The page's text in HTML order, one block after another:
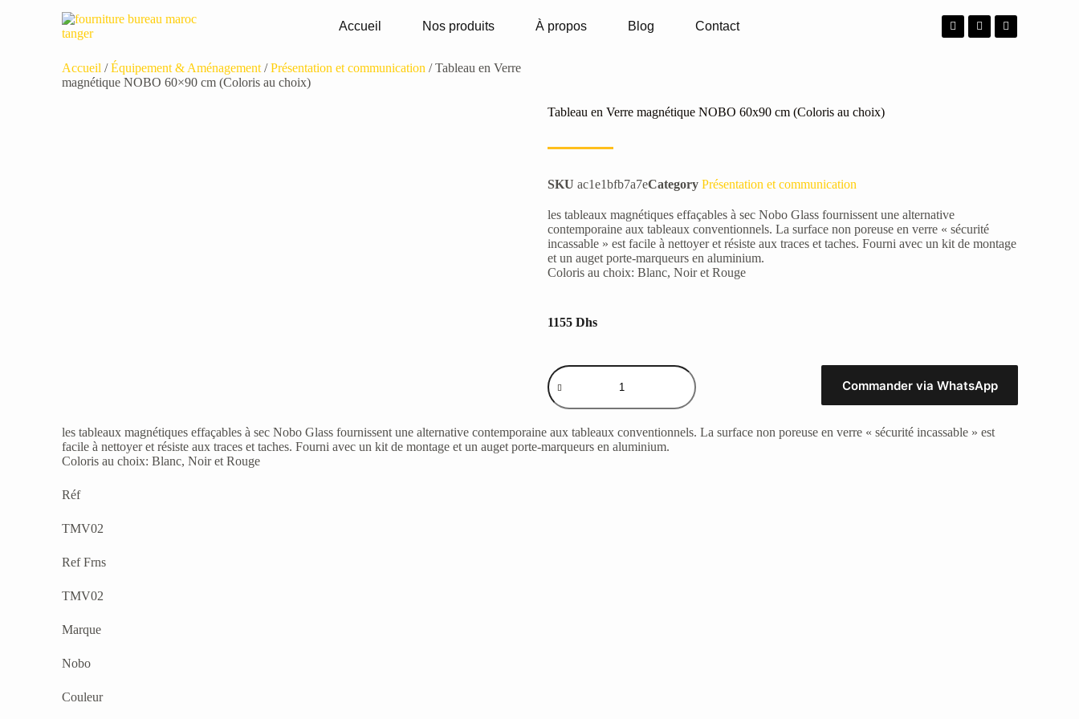
Accueil Nos produits À propos Blog Contact
Accueil /Équipement & Aménagement /Présentation et communication / Tableau en Verre
magnétique NOBO 60×90 cm (Coloris au choix)
Tableau en Verre magnétique NOBO 60x90 cm (Coloris au choix)
SKU ac1e1bfb7a7eCategory Présentation et communication
les tableaux magnétiques effaçables à sec Nobo Glass fournissent une alternative
contemporaine aux tableaux conventionnels. La surface non poreuse en verre « sécurité
incassable » est facile à nettoyer et résiste aux traces et taches. Fourni avec un kit de montage
et un auget porte-marqueurs en aluminium.
Coloris au choix: Blanc, Noir et Rouge
1155 Dhs
Commander via WhatsApp
les tableaux magnétiques effaçables à sec Nobo Glass fournissent une alternative contemporaine aux tableaux conventionnels. La surface non poreuse en verre « sécurité incassable » est
facile à nettoyer et résiste aux traces et taches. Fourni avec un kit de montage et un auget porte-marqueurs en aluminium.
Coloris au choix: Blanc, Noir et Rouge
Réf
TMV02
Ref Frns
TMV02
Marque
Nobo
Couleur